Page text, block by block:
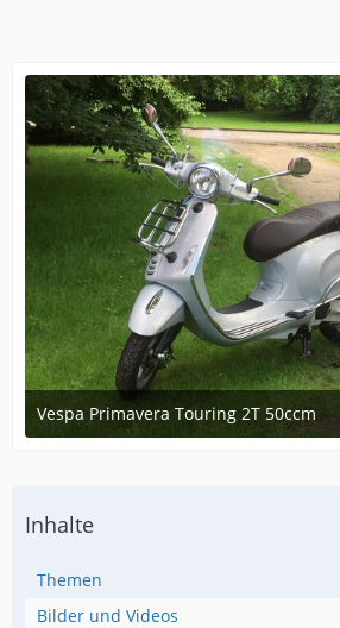
Vespa Primavera Touring 2T 50ccm
August 26, 2016 at 18:49
Inhalte
Themen
Bilder und Videos